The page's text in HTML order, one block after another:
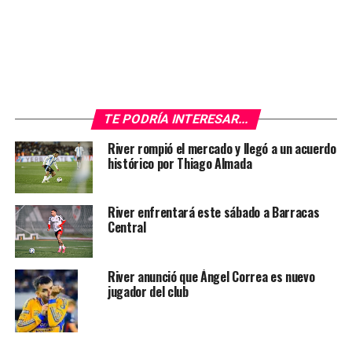
partido sin errores: «Tendremos que resolver para, en la
intentar dar vuelta el resultado. Nada es imposible, pero
tenemos que jugar un partido perfecto. Para eso,
después de la desilusión y la bronca de esta noche, para
enfocarnos en lo que viene, claramente debemos
reflexionar del partido que no pudimos jugar y hacer
todo lo contrario para la vuelta. No queda otra».
En ese sentido, el Muñeco dijo que el objetivo ahora es
«mejorar para tener una reacción que tiene que haber
para poder estar en el partido de vuelta». Y añadió:
TE PODRÍA INTERESAR...
River rompió el mercado y llegó a un acuerdo
histórico por Thiago Almada
River enfrentará este sábado a Barracas
Central
River anunció que Ángel Correa es nuevo
jugador del club